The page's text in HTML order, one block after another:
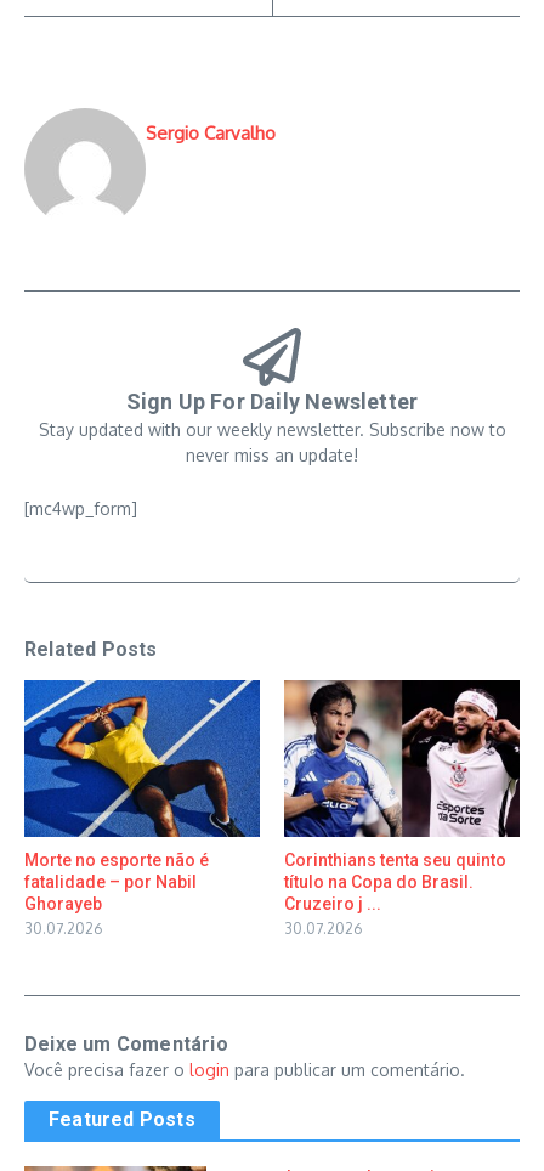
Sergio Carvalho
Sign Up For Daily Newsletter
Stay updated with our weekly newsletter. Subscribe now to
never miss an update!
[mc4wp_form]
Related Posts
Morte no esporte não é
fatalidade – por Nabil
Ghorayeb
30.07.2026
Corinthians tenta seu quinto
título na Copa do Brasil.
Cruzeiro j ...
30.07.2026
Deixe um Comentário
Você precisa fazer o login para publicar um comentário.
Featured Posts